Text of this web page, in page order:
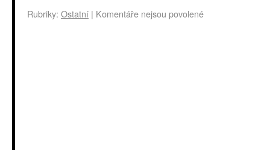
Rubriky: Ostatní | Komentáře nejsou povolené